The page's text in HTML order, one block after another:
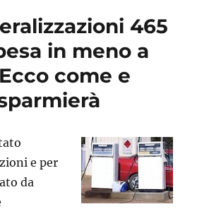
465
in meno a
come e
e per
da